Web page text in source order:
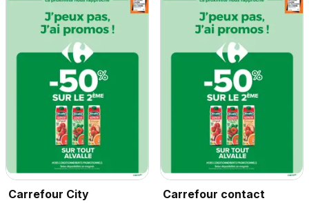
Carrefour City
Carrefour contact